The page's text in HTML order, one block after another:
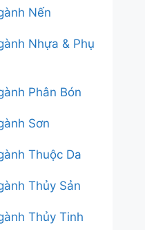
Nến
Nhựa & Phụ
Phân Bón
Sơn
Thuộc Da
Thủy Sản
Thủy Tinh